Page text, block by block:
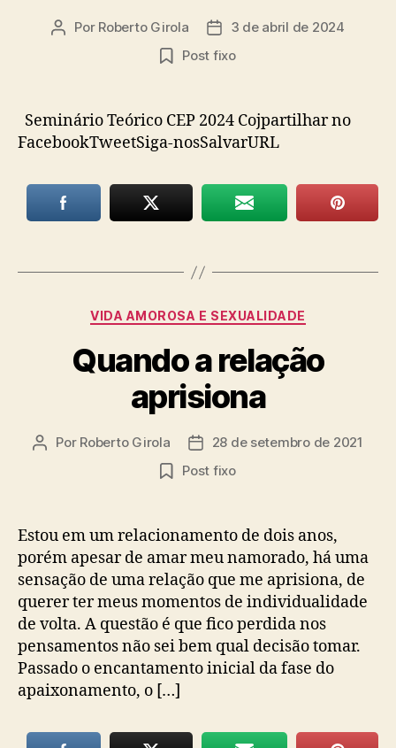
Autor
Por Roberto Girola
Data
de
3 de abril de 2024
Post fixo
Seminário Teórico CEP 2024 Cojpartilhar no
FacebookTweetSiga-nosSalvarURL
Categorias
VIDA AMOROSA E SEXUALIDADE
Quando a relação
aprisiona
Autor
Por Roberto Girola
Data28 de setembro de 2021
Post fixo
Estou em um relacionamento de dois anos,
porém apesar de amar meu namorado, há uma
sensação de uma relação que me aprisiona, de
querer ter meus momentos de individualidade
de volta. A questão é que fico perdida nos
pensamentos não sei bem qual decisão tomar.
Passado o encantamento inicial da fase do
apaixonamento, o […]